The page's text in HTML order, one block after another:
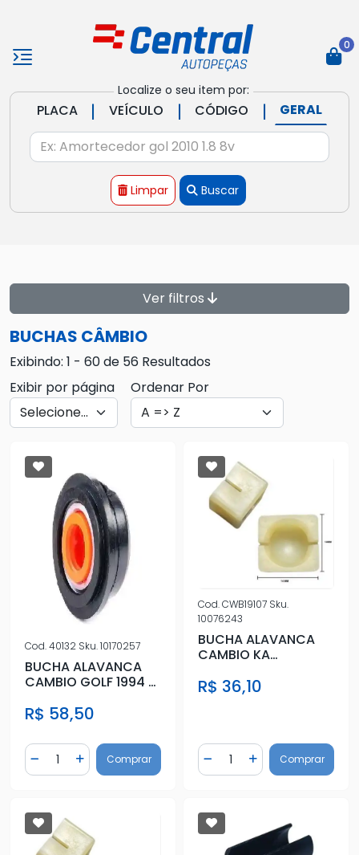
Localize o seu item por:
PLACA | VEÍCULO | CÓDIGO | GERAL
Limpar Buscar
0
Ver filtros
BUCHAS CÂMBIO
Exibindo: 1 - 60 de 56 Resultados
Exibir por página
Ordenar Por
Cod.40132 Sku.10170257
BUCHA ALAVANCA
CAMBIO GOLF 1994 A
VARAO
R$ 58,50
Diminuir Quantidade
Quantidade
Adicionar Quantidade
Comprar
Cod.CWB19107 Sku.
10076243
BUCHA ALAVANCA
CAMBIO KA
FIESTA FOCUS
(HASTE)
R$ 36,10
Diminuir Quantidade
Quantidade
AdicionarComprar